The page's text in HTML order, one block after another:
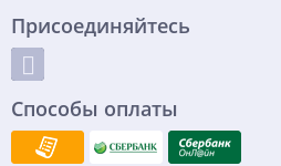
Присоединяйтесь
Способы оплаты